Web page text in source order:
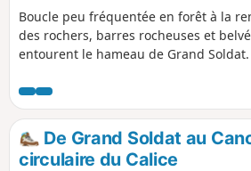
Boucle peu fréquentée en forêt à la
des rochers, barres rocheuses et
entourent le hameau de Grand Soldat.
De Grand Soldat au
circulaire du Calice